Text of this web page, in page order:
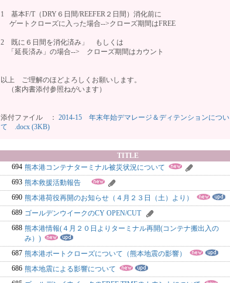
1 基本F/T（DRY６日間/REEFER２日間）消化前に
ゲートクローズに入った場合-->クローズ期間はFREE
2 既に６日間を消化済み」 もしくは
「延長済み」の場合--> クローズ期間はカウント
以上 ご理解のほどよろしくお願いします。
（案内書添付参照ねがいます）
添付ファイル ： 2014-15 年末年始デマレージ＆ディテンションについ
て .docx (3KB)
TITLE
694 熊本港コンテナターミナル被災状況について
693 熊本救援活動報告
690 熊本港荷役再開のお知らせ（４月２３日（土）より）
689 ゴールデンウイークのCY OPEN/CUT
688 熊本港情報(４月２０日よりターミナル再開(コンテナ搬出入の
み）)
687 熊本港ポートクローズについて（熊本地震の影響）
686 熊本地震による影響について